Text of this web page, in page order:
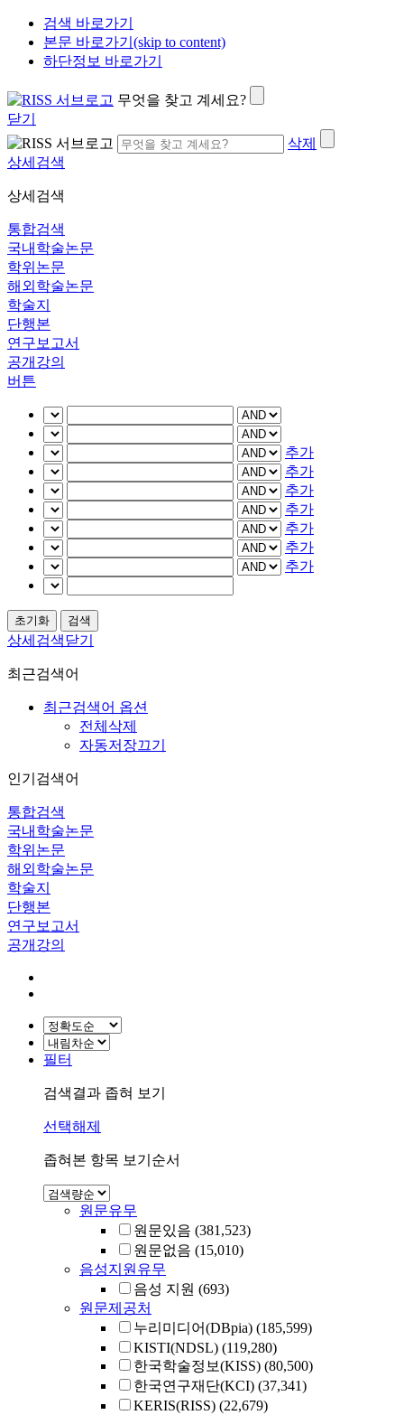
검색 바로가기
본문 바로가기(skip to content)
하단정보 바로가기
무엇을 찾고 계세요?
닫기
삭제
상세검색
상세검색
통합검색
국내학술논문
학위논문
해외학술논문
학술지
단행본
연구보고서
공개강의
버튼
추가
추가
추가
추가
추가
추가
추가
상세검색닫기
최근검색어
최근검색어 옵션
전체삭제
자동저장끄기
인기검색어
통합검색
국내학술논문
학위논문
해외학술논문
학술지
단행본
연구보고서
공개강의
필터
검색결과 좁혀 보기
선택해제
좁혀본 항목 보기순서
원문유무
원문있음 (381,523)
원문없음 (15,010)
음성지원유무
음성 지원 (693)
원문제공처
누리미디어(DBpia) (185,599)
KISTI(NDSL) (119,280)
한국학술정보(KISS) (80,500)
한국연구재단(KCI) (37,341)
KERIS(RISS) (22,679)